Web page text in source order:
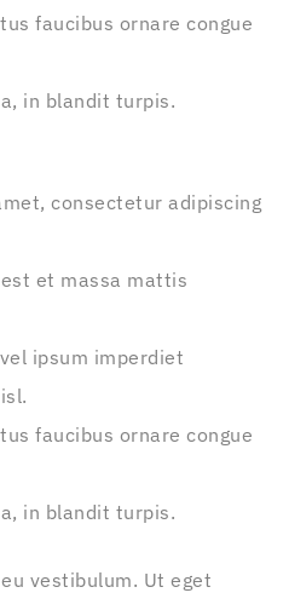
faucibus ornare congue
in blandit turpis.
consectetur adipiscing
et massa mattis
ipsum imperdiet
faucibus ornare congue
in blandit turpis.
vestibulum. Ut eget